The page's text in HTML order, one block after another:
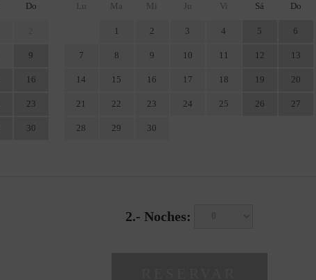
Do
9
16
23
30
Lu Ma Mi Ju Vi Sá Do
1 2 3 4 5 6
7 8 9 10 11 12 13
14 15 16 17 18 19 20
21 22 23 24 25 26 27
28 29 30
2.- Noches: